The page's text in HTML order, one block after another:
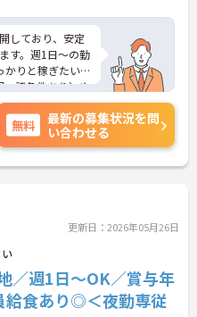
しており、安定
す。週1日～の勤
かりと稼ぎたい
、諸条件あり）や
がしっかりと評
1食）や、育休か
+（プラス）制
度（最大10万円
ます。社内研修
スキルアップを
ある方には、
お話しします
無料
最新の募集状況を問
い合わせる
更新日：2026年05月26日
／週1日～OK／賞与年
給食あり◎＜夜勤専従